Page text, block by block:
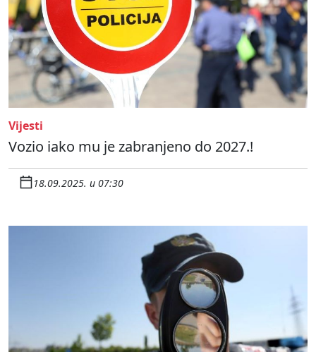
Vijesti
Vozio iako mu je zabranjeno do 2027.!
18.09.2025. u 07:30